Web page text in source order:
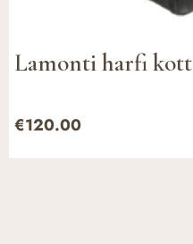
Lamonti harfi kott
€120.00